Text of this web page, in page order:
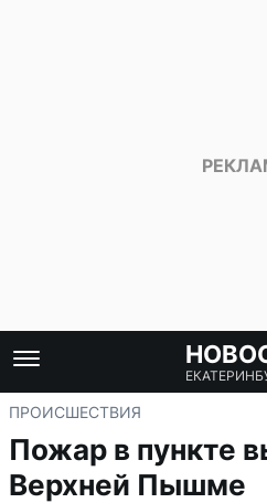
ПРОИСШЕСТВИЯ
Пожар в пункте
Верхней Пышме